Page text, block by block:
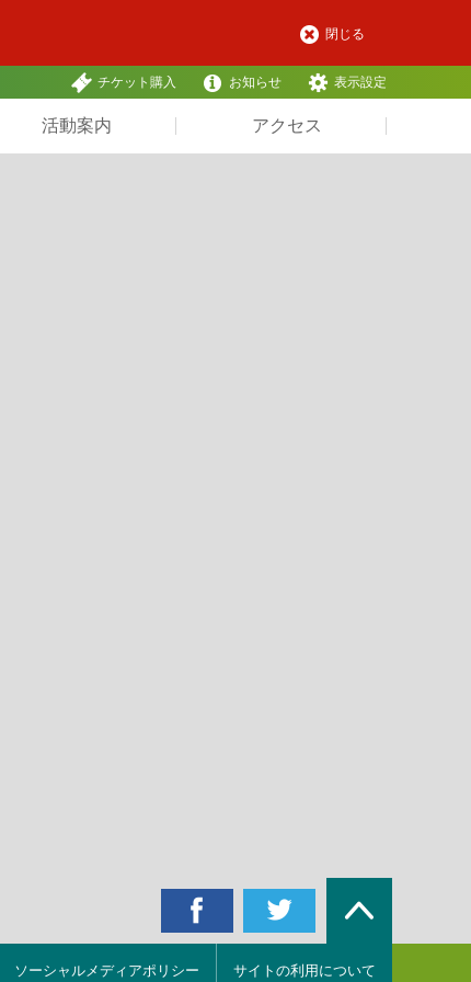
閉じる
チケット購入 お知らせ 表示設定
活動案内 アクセス
ソーシャルメディアポリシー サイトの利用について